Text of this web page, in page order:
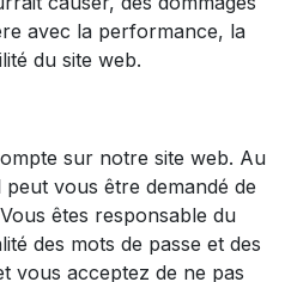
avec la performance, la
du site web.
sur notre site web. Au
vous être demandé de
êtes responsable du
des mots de passe et des
vous acceptez de ne pas